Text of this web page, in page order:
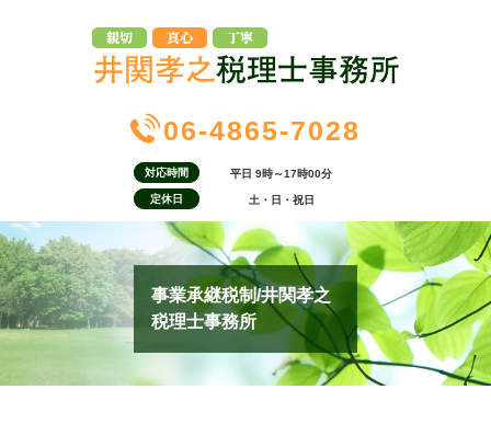
06-4865-7028
対応時間 平日 9時～17時00分
定休日 土・日・祝日
事業承継税制/井関孝之
税理士事務所